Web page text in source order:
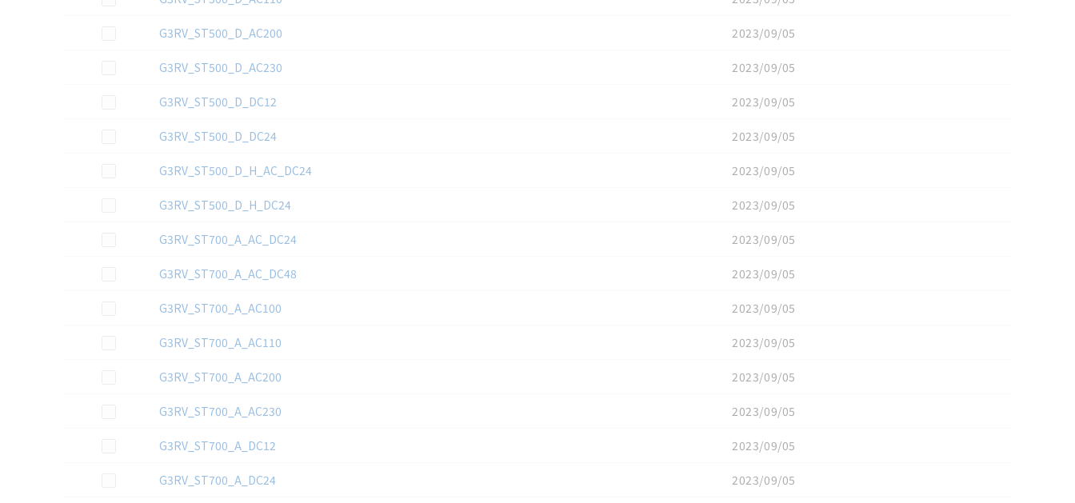
この資料を選択G3RV_ST500_D_AC200
2023/09/05
この資料を選択G3RV_ST500_D_AC230
2023/09/05
この資料を選択G3RV_ST500_D_DC12
2023/09/05
この資料を選択G3RV_ST500_D_DC24
2023/09/05
この資料を選択G3RV_ST500_D_H_AC_DC24
2023/09/05
この資料を選択G3RV_ST500_D_H_DC24
2023/09/05
この資料を選択G3RV_ST700_A_AC_DC24
2023/09/05
この資料を選択G3RV_ST700_A_AC_DC48
2023/09/05
この資料を選択G3RV_ST700_A_AC100
2023/09/05
この資料を選択G3RV_ST700_A_AC110
2023/09/05
この資料を選択G3RV_ST700_A_AC200
2023/09/05
この資料を選択G3RV_ST700_A_AC230
2023/09/05
この資料を選択G3RV_ST700_A_DC12
2023/09/05
この資料を選択G3RV_ST700_A_DC24
2023/09/05